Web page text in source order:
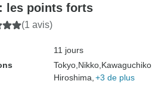
les points forts
(1 avis)
11 jours
Tokyo, Nikko, Kawaguchiko,
Hiroshima, +3 de plus